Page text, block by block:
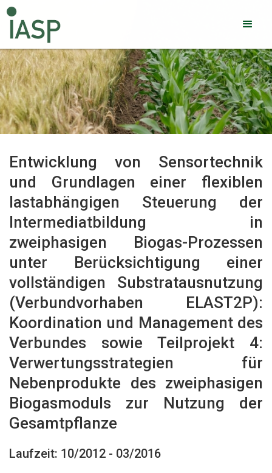
Entwicklung von Sensortechnik
und Grundlagen einer flexiblen
lastabhängigen Steuerung der
Intermediatbildung in
zweiphasigen Biogas-Prozessen
unter Berücksichtigung einer
vollständigen Substratausnutzung
(Verbundvorhaben ELAST2P):
Koordination und Management des
Verbundes sowie Teilprojekt 4:
Verwertungsstrategien für
Nebenprodukte des zweiphasigen
Biogasmoduls zur Nutzung der
Gesamtpflanze
Laufzeit: 10/2012 - 03/2016